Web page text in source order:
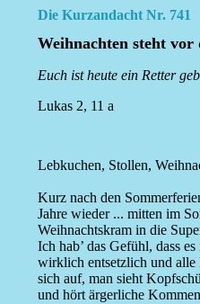
Die Kurzandacht Nr. 741
Weihnachten steht
Euch ist heute ein Retter
Lukas 2, 11 a
Lebkuchen, Stollen,
Kurz nach den
Jahre wieder ... mitten im
Weihnachtskram in die
Ich hab’ das Gefühl, dass
wirklich entsetzlich und alle
sich auf, man sieht
und hört ärgerliche